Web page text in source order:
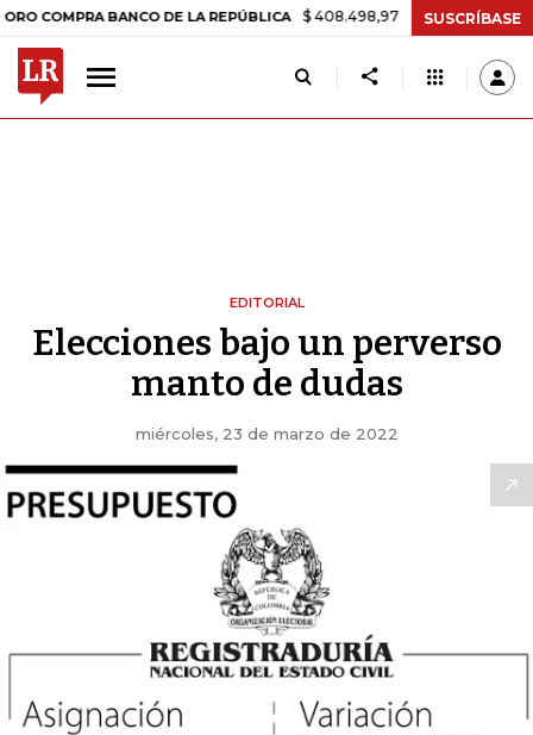
BANCO DE LA REPÚBLICA $ 408.498,97 +$ 8.753,81 +2,19%
SUSCRÍBASE
EDITORIAL
Elecciones bajo un perverso
manto de dudas
miércoles, 23 de marzo de 2022